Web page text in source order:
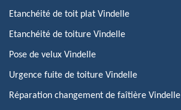
Etanchéité de toit plat Vindelle
Etanchéité de toiture Vindelle
Pose de velux Vindelle
Urgence fuite de toiture Vindelle
Réparation changement de faîtière Vindelle